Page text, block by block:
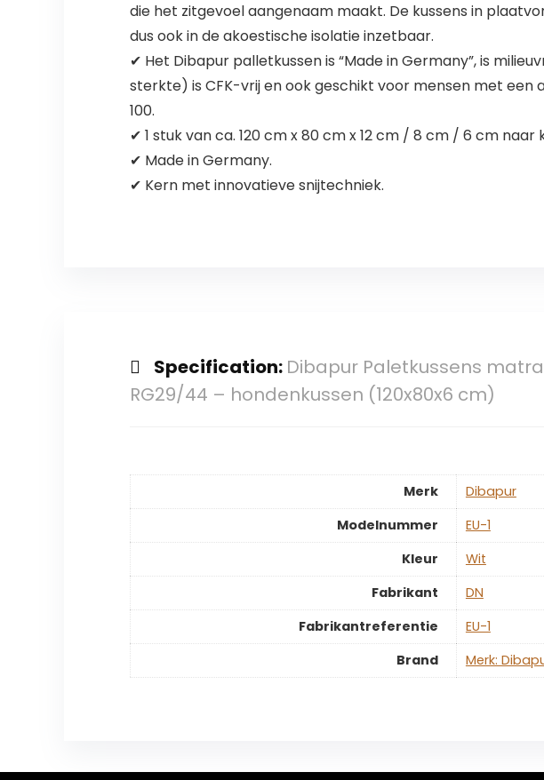
die het zitgevoel aangenaam maakt. De kussens in
dus ook in de akoestische isolatie inzetbaar.
✔ Het Dibapur palletkussen is “Made in Germany”, is
sterkte) is CFK-vrij en ook geschikt voor mensen met
100.
✔ 1 stuk van ca. 120 cm x 80 cm x 12 cm / 8 cm / 6 cm
✔ Made in Germany.
✔ Kern met innovatieve snijtechniek.
Specification: Dibapur Paletkussens
RG29/44 – hondenkussen (120x80x6 cm)
Merk
‎Dibapur
Modelnummer
‎EU-1
Kleur
‎Wit
Fabrikant
‎DN
Fabrikantreferentie
‎EU-1
Brand
Merk: